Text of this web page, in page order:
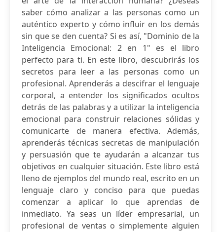
saber cómo analizar a las personas como un
auténtico experto y cómo influir en los demás
sin que se den cuenta? Si es así, "Dominio de la
Inteligencia Emocional: 2 en 1" es el libro
perfecto para ti. En este libro, descubrirás los
secretos para leer a las personas como un
profesional. Aprenderás a descifrar el lenguaje
corporal, a entender los significados ocultos
detrás de las palabras y a utilizar la inteligencia
emocional para construir relaciones sólidas y
comunicarte de manera efectiva. Además,
aprenderás técnicas secretas de manipulación
y persuasión que te ayudarán a alcanzar tus
objetivos en cualquier situación. Este libro está
lleno de ejemplos del mundo real, escrito en un
lenguaje claro y conciso para que puedas
comenzar a aplicar lo que aprendas de
inmediato. Ya seas un líder empresarial, un
profesional de ventas o simplemente alguien